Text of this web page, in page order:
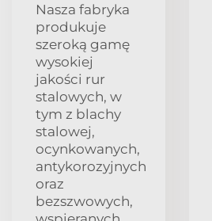
Nasza fabryka
produkuje
szeroką gamę
wysokiej
jakości rur
stalowych, w
tym z blachy
stalowej,
ocynkowanych,
antykorozyjnych
oraz
bezszwowych,